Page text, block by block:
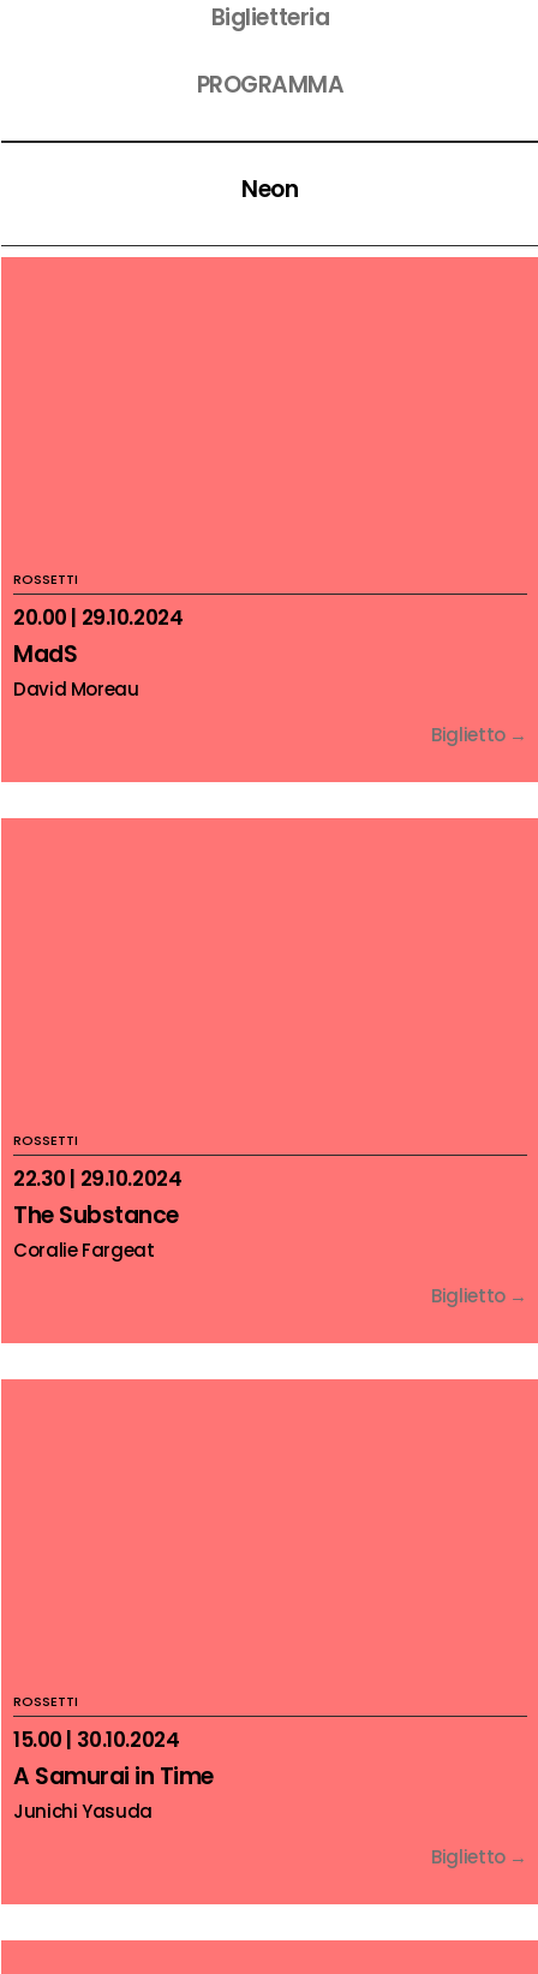
Biglietteria
PROGRAMMA
Neon
ROSSETTI
20.00 | 29.10.2024
MadS
David Moreau
Biglietto →
ROSSETTI
22.30 | 29.10.2024
The Substance
Coralie Fargeat
Biglietto →
ROSSETTI
15.00 | 30.10.2024
A Samurai in Time
Junichi Yasuda
Biglietto →